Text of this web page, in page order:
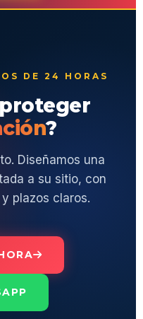
DE 24 HORAS
?
Diseñamos una
a su sitio, con
plazos claros.